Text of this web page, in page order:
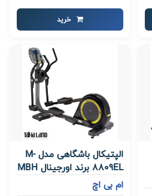
خرید
الپتیکال باشگاهی مدل M-
8809EL برند اورجینال MBH
ام بی اچ